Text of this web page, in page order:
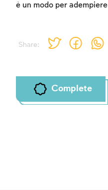
Share:
è un modo per
Complete
Sign up